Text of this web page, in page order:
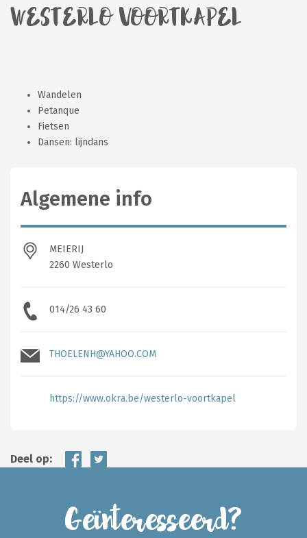
WESTERLO VOORTKAPEL
Wandelen
Petanque
Fietsen
Dansen: lijndans
Algemene info
MEIERIJ
2260 Westerlo
014/26 43 60
THOELENH@YAHOO.COM
https://www.okra.be/westerlo-voortkapel
Deel op:
Geïnteresseerd?